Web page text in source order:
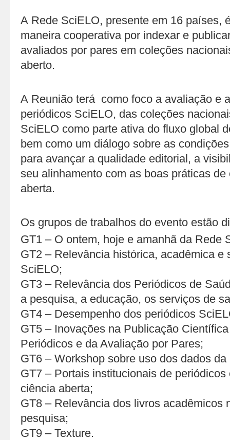
A Rede SciELO, presente em 16 países,
maneira cooperativa por indexar e
avaliados por pares em coleções
aberto.
A Reunião terá como foco a avaliação e
periódicos SciELO, das coleções
SciELO como parte ativa do fluxo global
bem como um diálogo sobre as
para avançar a qualidade editorial, a
seu alinhamento com as boas práticas
aberta.
Os grupos de trabalhos do evento estão
GT1 – O ontem, hoje e amanhã da Rede
GT2 – Relevância histórica, acadêmica e
SciELO;
GT3 – Relevância dos Periódicos de
a pesquisa, a educação, os serviços de
GT4 – Desempenho dos periódicos
GT5 – Inovações na Publicação
Periódicos e da Avaliação por Pares;
GT6 – Workshop sobre uso dos dados
GT7 – Portais institucionais de
ciência aberta;
GT8 – Relevância dos livros acadêmicos
pesquisa;
GT9 – Texture.